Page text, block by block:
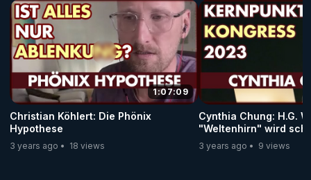
1:07:09
Christian Köhlert: Die Phönix
Hypothese
3 years ago 18 views
Cynthia Chung: H.G.
"Weltenhirn" wird
3 years ago 9 views